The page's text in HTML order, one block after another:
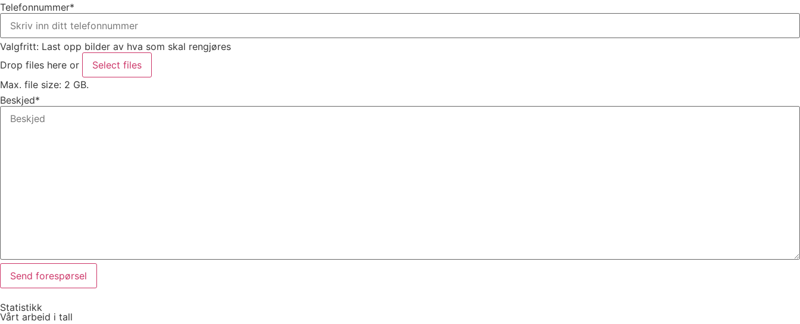
Telefonnummer*
Valgfritt: Last opp bilder av hva som skal rengjøres
Drop files here or
Select files
Max. file size: 2 GB.
Beskjed*
Statistikk
Vårt arbeid i tall